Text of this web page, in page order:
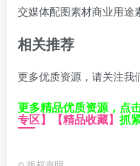
交媒体配图素材商业用途
相关推荐
更多优质资源，请关注
更多精品优质资源，点
专区】 【精品收藏】 抓